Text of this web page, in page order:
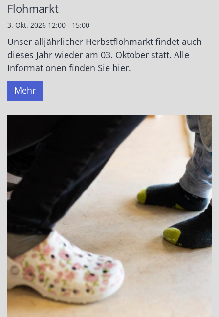
Flohmarkt
3. Okt. 2026 12:00 - 15:00
Unser alljährlicher Herbstflohmarkt findet auch
dieses Jahr wieder am 03. Oktober statt. Alle
Informationen finden Sie hier.
Mehr